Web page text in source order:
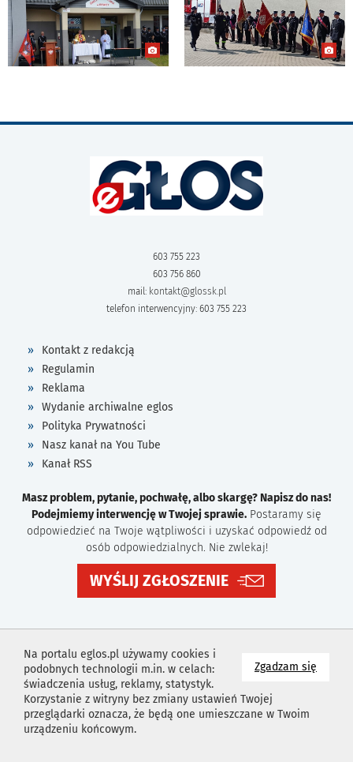
Zgadzam się
Na portalu eglos.pl używamy cookies i
podobnych technologii m.in. w celach:
świadczenia usług, reklamy, statystyk.
Korzystanie z witryny bez zmiany ustawień Twojej
przeglądarki oznacza, że będą one umieszczane w Twoim
urządzeniu końcowym.
603 755 223
603 756 860
mail: kontakt@glossk.pl
telefon interwencyjny: 603 755 223
Kontakt z redakcją
Regulamin
Reklama
Wydanie archiwalne eglos
Polityka Prywatności
Nasz kanał na You Tube
Kanał RSS
Masz problem, pytanie, pochwałę, albo skargę? Napisz do nas!
Podejmiemy interwencję w Twojej sprawie. Postaramy się
odpowiedzieć na Twoje wątpliwości i uzyskać odpowiedź od
osób odpowiedzialnych. Nie zwlekaj!
WYŚLIJ ZGŁOSZENIE
Projekt i wykonanie